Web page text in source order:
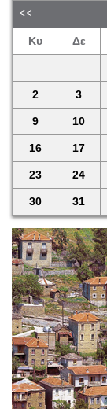
Κυ Δε
2 3
9 10
16 17
23 24
30 31